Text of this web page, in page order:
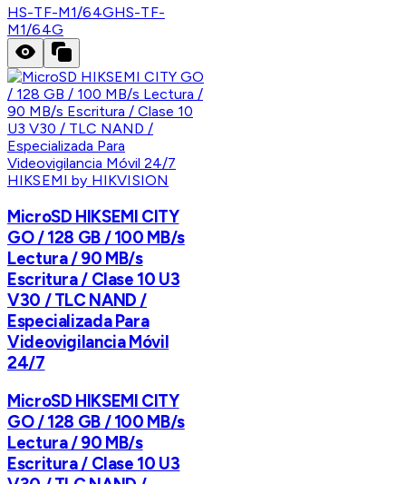
HS-TF-M1/64GHS-TF-
M1/64G
HIKSEMI by HIKVISION
MicroSD HIKSEMI CITY
GO / 128 GB / 100 MB/s
Lectura / 90 MB/s
Escritura / Clase 10 U3
V30 / TLC NAND /
Especializada Para
Videovigilancia Móvil
24/7
MicroSD HIKSEMI CITY
GO / 128 GB / 100 MB/s
Lectura / 90 MB/s
Escritura / Clase 10 U3